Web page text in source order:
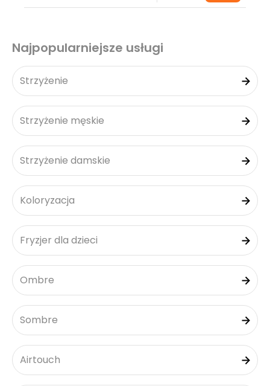
Najpopularniejsze usługi
Strzyżenie
Strzyżenie męskie
Strzyżenie damskie
Koloryzacja
Fryzjer dla dzieci
Ombre
Sombre
Airtouch